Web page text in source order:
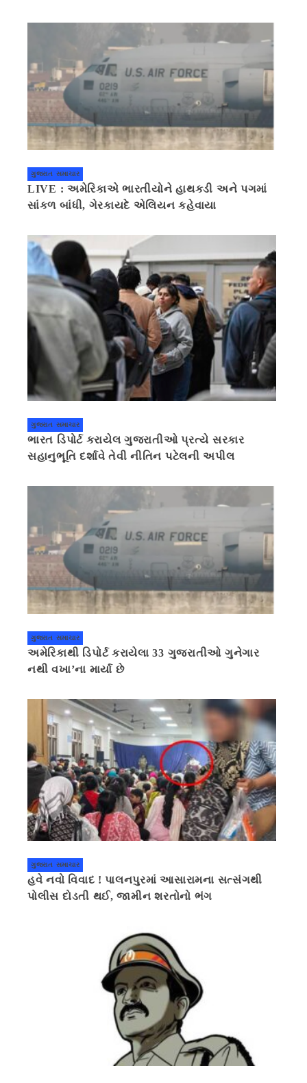
ગુજરાત સમાચાર
LIVE : અમેરિકાએ ભારતીયોને હાથકડી અને પગમાં
સાંકળ બાંધી, ગેરકાયદે એલિયન કહેવાયા
ગુજરાત સમાચાર
ભારત ડિપોર્ટ કરાયેલ ગુજરાતીઓ પ્રત્યે સરકાર
સહાનુભૂતિ દર્શાવે તેવી નીતિન પટેલની અપીલ
ગુજરાત સમાચાર
અમેરિકાથી ડિપોર્ટ કરાયેલા 33 ગુજરાતીઓ ગુનેગાર
નથી વખા’ના માર્યા છે
ગુજરાત સમાચાર
હવે નવો વિવાદ ! પાલનપુરમાં આસારામના સત્સંગથી
પોલીસ દોડતી થઈ, જામીન શરતોનો ભંગ